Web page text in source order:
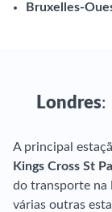
Bruxelles-
Londres:
A principal
Kings Cross St
do transporte na
várias outras